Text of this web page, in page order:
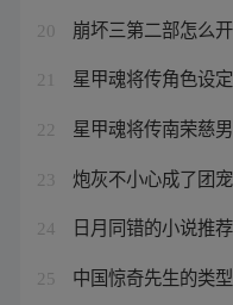
20 崩坏三第二部怎么
21 星甲魂将传角色设
22 星甲魂将传南荣慈
23 炮灰不小心成了团宠
24 日月同错的小说推荐
25 中国惊奇先生的类型